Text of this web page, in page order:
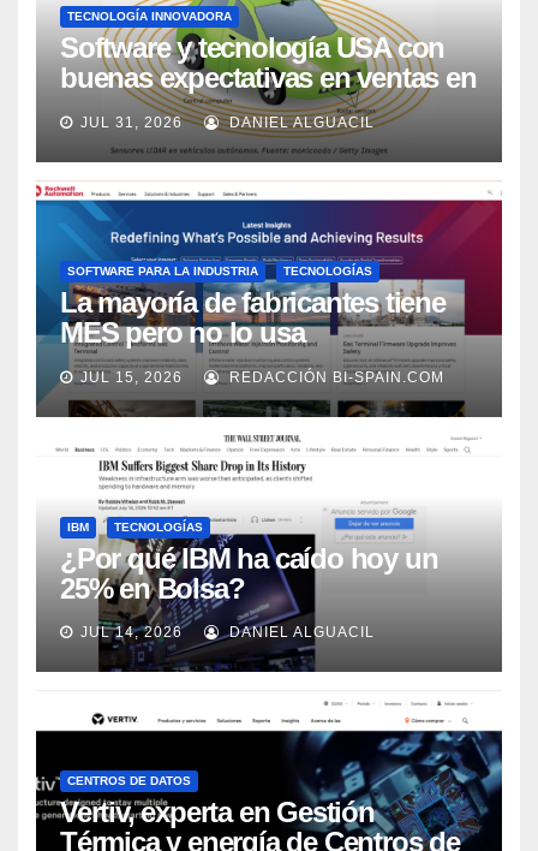
TECNOLOGÍA INNOVADORA
Software y tecnología USA con
buenas expectativas en ventas en
los próximos 2 años, según
Market Watch
JUL 31, 2026 DANIEL ALGUACIL
SOFTWARE PARA LA INDUSTRIA TECNOLOGÍAS
La mayoría de fabricantes tiene
MES pero no lo usa
adecuadamente, según Rockwell
Automation
JUL 15, 2026 REDACCIÓN BI-SPAIN.COM
IBM TECNOLOGÍAS
¿Por qué IBM ha caído hoy un
25% en Bolsa?
JUL 14, 2026 DANIEL ALGUACIL
CENTROS DE DATOS
Vertiv, experta en Gestión
Térmica y energía de Centros de